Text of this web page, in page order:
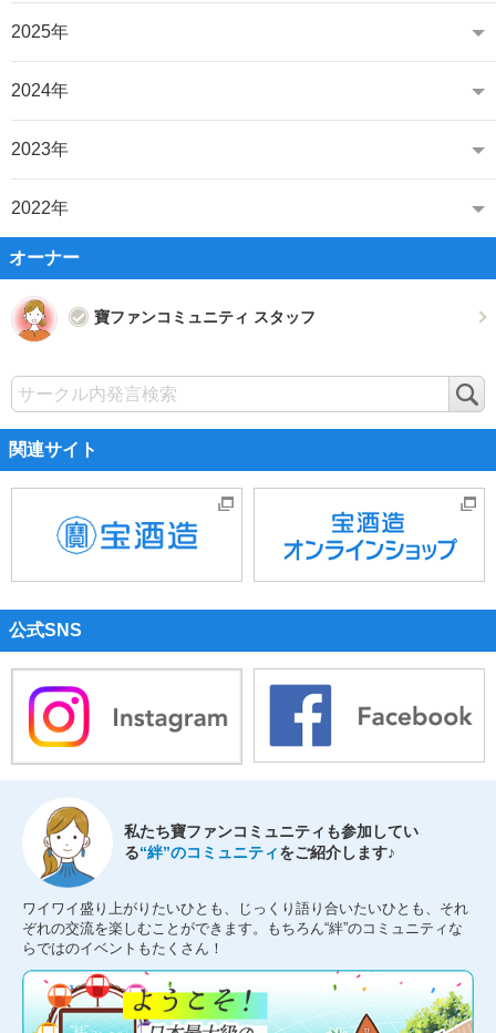
2025年
2024年
2023年
2022年
オーナー
寶ファンコミュニティ スタッフ
関連サイト
公式SNS
私たち寶ファンコミュニティも参加してい
る“絆”のコミュニティをご紹介します♪
ワイワイ盛り上がりたいひとも、じっくり語り合いたいひとも、それ
ぞれの交流を楽しむことができます。もちろん“絆”のコミュニティな
らではのイベントもたくさん！